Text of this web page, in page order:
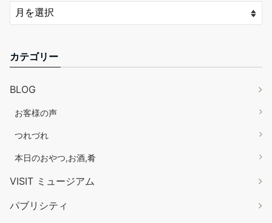
カテゴリー
BLOG
お客様の声
つれづれ
本日のおやつ,お酒,肴
VISIT ミュージアム
パブリシティ